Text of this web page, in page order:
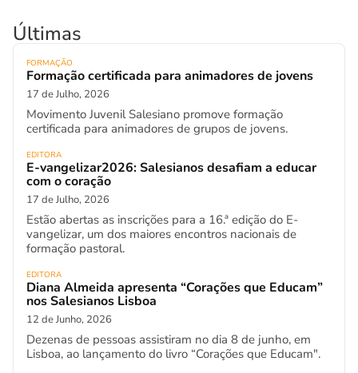
Últimas
FORMAÇÃO
Formação certificada para animadores de jovens
17 de Julho, 2026
Movimento Juvenil Salesiano promove formação
certificada para animadores de grupos de jovens.
EDITORA
E-vangelizar2026: Salesianos desafiam a educar
com o coração
17 de Julho, 2026
Estão abertas as inscrições para a 16.ª edição do E-
vangelizar, um dos maiores encontros nacionais de
formação pastoral.
EDITORA
Diana Almeida apresenta “Corações que Educam”
nos Salesianos Lisboa
12 de Junho, 2026
Dezenas de pessoas assistiram no dia 8 de junho, em
Lisboa, ao lançamento do livro “Corações que Educam".